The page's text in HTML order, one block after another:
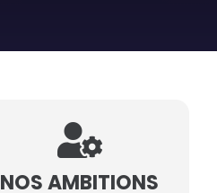

NOS AMBITIONS